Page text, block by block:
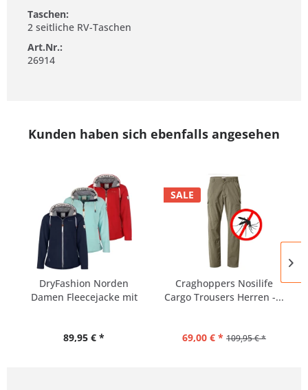
Taschen:
2 seitliche RV-Taschen
Art.Nr.:
26914
Kunden haben sich ebenfalls angesehen
DryFashion Norden
Damen Fleecejacke mit
89,95 € *
SALE
Craghoppers Nosilife
Cargo Trousers Herren -...
69,00 € * 109,95 € *